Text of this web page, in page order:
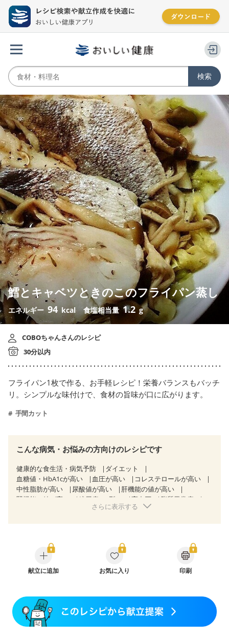
鱈とキャベツときのこのフライパン蒸し
エネルギー 94 kcal 食塩相当量 1.2 g
COBOちゃんさんのレシピ
30分以内
フライパン1枚で作る、お手軽レシピ！栄養バランスもバッチ
リ。シンプルな味付けで、食材の旨味が口に広がります。
手間カット
こんな病気・お悩みの方向けのレシピです
健康的な食生活・病気予防
ダイエット
血糖値・HbA1cが高い
血圧が高い
コレステロールが高い
中性脂肪が高い
尿酸値が高い
肝機能の値が高い
腎機能の値が高い
糖尿病（2型） 高血圧
脂質異常症
狭心症 心筋梗塞
糖尿病性腎症（第２期）
糖尿病性腎症（第３期）
CKD（ステージ１）
CKD（ステージ２）
CKD（ステージ３a）
乳がん（抗がん剤治療中）
飲み込みにくい
妊婦健診・体重増加が気になる（初期）
妊婦健診・血圧が気になる（初期）
さらに表示する
献立に追加 お気に入り 印刷